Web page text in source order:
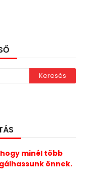
minél több
önnek.